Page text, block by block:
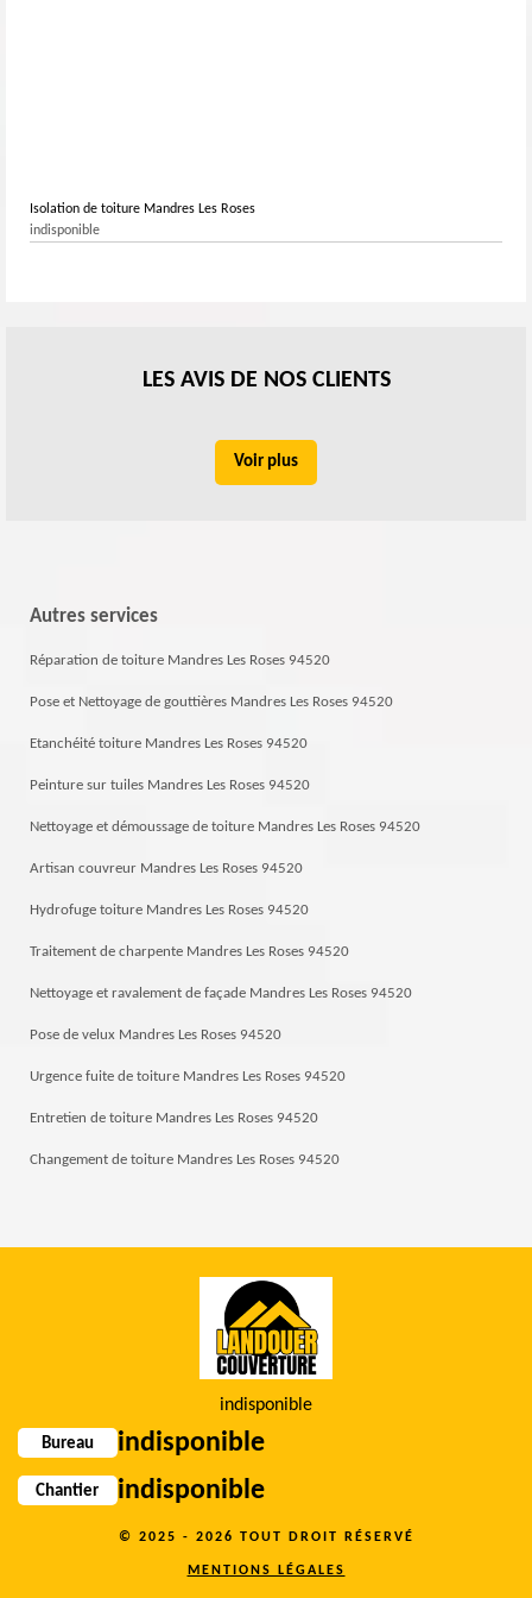
Isolation de toiture Mandres Les Roses
indisponible
LES AVIS DE NOS CLIENTS
Voir plus
Autres services
Réparation de toiture Mandres Les Roses 94520
Pose et Nettoyage de gouttières Mandres Les Roses 94520
Etanchéité toiture Mandres Les Roses 94520
Peinture sur tuiles Mandres Les Roses 94520
Nettoyage et démoussage de toiture Mandres Les Roses 94520
Artisan couvreur Mandres Les Roses 94520
Hydrofuge toiture Mandres Les Roses 94520
Traitement de charpente Mandres Les Roses 94520
Nettoyage et ravalement de façade Mandres Les Roses 94520
Pose de velux Mandres Les Roses 94520
Urgence fuite de toiture Mandres Les Roses 94520
Entretien de toiture Mandres Les Roses 94520
Changement de toiture Mandres Les Roses 94520
indisponible
Bureau indisponible
Chantier indisponible
© 2025 - 2026 TOUT DROIT RÉSERVÉ
MENTIONS LÉGALES